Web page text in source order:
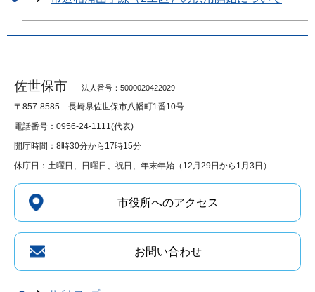
佐世保市 法人番号：5000020422029
〒857-8585 長崎県佐世保市八幡町1番10号
電話番号：0956-24-1111(代表)
開庁時間：8時30分から17時15分
休庁日：土曜日、日曜日、祝日、年末年始（12月29日から1月3日）
市役所へのアクセス
お問い合わせ